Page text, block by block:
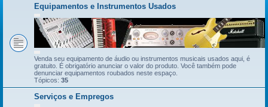
Equipamentos e Instrumentos Usados
Venda seu equipamento de áudio ou instrumentos musicais usados aqui, é
gratuito. É obrigatório anunciar o valor do produto. Você também pode
denunciar equipamentos roubados neste espaço.
Tópicos: 35
Serviços e Empregos